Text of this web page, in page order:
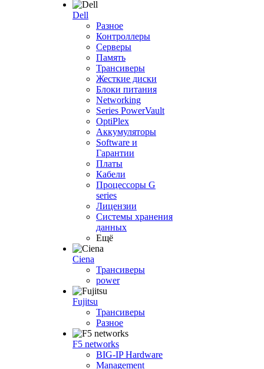
Dell
Разное
Контроллеры
Серверы
Память
Трансиверы
Жесткие диски
Блоки питания
Networking
Series PowerVault
OptiPlex
Аккумуляторы
Software и
Гарантии
Платы
Кабели
Процессоры G
series
Лицензии
Системы хранения
данных
Ещё
Ciena
Трансиверы
power
Fujitsu
Трансиверы
Разное
F5 networks
BIG-IP Hardware
Management